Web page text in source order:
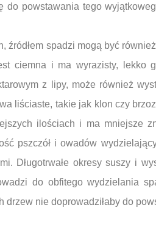
do powstawania tego
źródłem spadzi mogą być
ciemna i ma wyrazisty, lekko
z lipy, może również
liściaste, takie jak klon czy
ilościach i ma mniejsze
pszczół i owadów
Długotrwałe okresy suszy i
do obfitego wydzielania
drzew nie doprowadziłaby do